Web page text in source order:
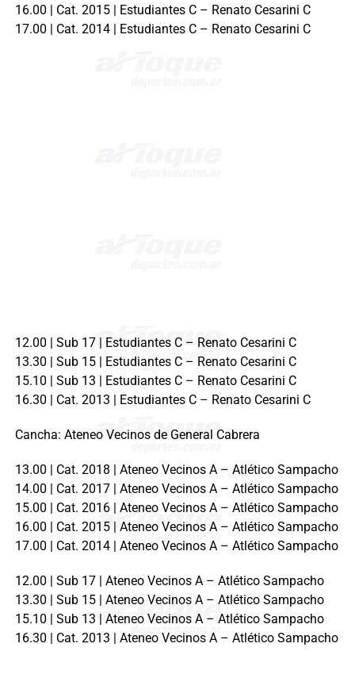
16.00 | Cat. 2015 | Estudiantes C – Renato Cesarini C
17.00 | Cat. 2014 | Estudiantes C – Renato Cesarini C
12.00 | Sub 17 | Estudiantes C – Renato Cesarini C
13.30 | Sub 15 | Estudiantes C – Renato Cesarini C
15.10 | Sub 13 | Estudiantes C – Renato Cesarini C
16.30 | Cat. 2013 | Estudiantes C – Renato Cesarini C
Cancha: Ateneo Vecinos de General Cabrera
13.00 | Cat. 2018 | Ateneo Vecinos A – Atlético Sampacho
14.00 | Cat. 2017 | Ateneo Vecinos A – Atlético Sampacho
15.00 | Cat. 2016 | Ateneo Vecinos A – Atlético Sampacho
16.00 | Cat. 2015 | Ateneo Vecinos A – Atlético Sampacho
17.00 | Cat. 2014 | Ateneo Vecinos A – Atlético Sampacho
12.00 | Sub 17 | Ateneo Vecinos A – Atlético Sampacho
13.30 | Sub 15 | Ateneo Vecinos A – Atlético Sampacho
15.10 | Sub 13 | Ateneo Vecinos A – Atlético Sampacho
16.30 | Cat. 2013 | Ateneo Vecinos A – Atlético Sampacho